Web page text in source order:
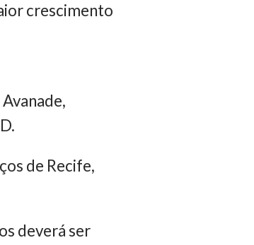
crescimento
de Recife,
deverá ser